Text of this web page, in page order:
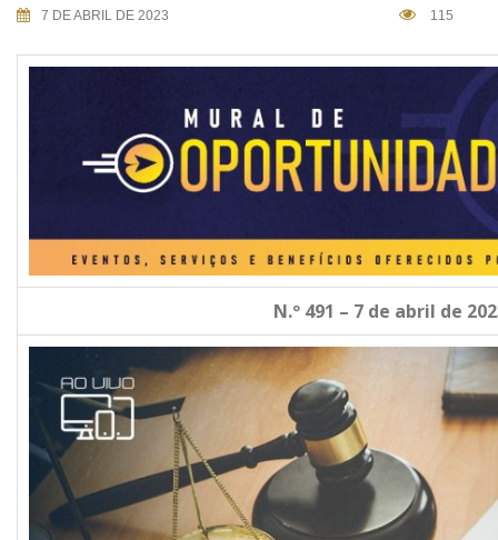
7 DE ABRIL DE 2023 115
N.º 491 – 7 de abril de